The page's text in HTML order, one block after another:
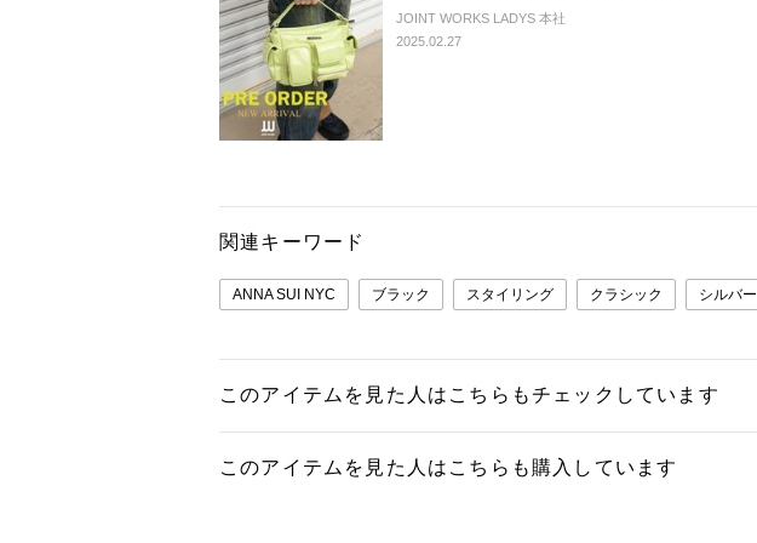
JOINT WORKS LADYS 本社
2025.02.27
関連キーワード
ANNA SUI NYC ブラック スタイリング クラシック シルバー
このアイテムを見た人はこちらもチェックしています
このアイテムを見た人はこちらも購入しています